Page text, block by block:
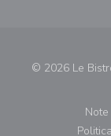
© 2026 Le